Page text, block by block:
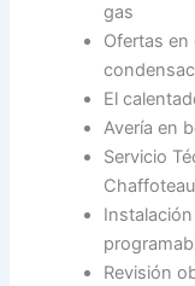
gas
Ofertas
El
Avería en
Servicio
Revisión